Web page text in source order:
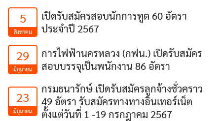
5
สิงหาคม
เปิดรับสมัครสอบนักการทูต 60 อัตรา
ประจำปี 2567
29
มิถุนายน
การไฟฟ้านครหลวง (กฟน.) เปิดรับสมัคร
สอบบรรจุเป็นพนักงาน 86 อัตรา
23
มิถุนายน
กรมธนารักษ์ เปิดรับสมัครลูกจ้างชั่วคราว
49 อัตรา รับสมัครทางทางอินเทอร์เน็ต
ตั้งแต่วันที่ 1 -19 กรกฎาคม 2567